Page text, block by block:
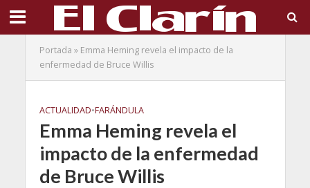
Portada » Emma Heming revela el impacto de la
enfermedad de Bruce Willis
ACTUALIDAD•FARÁNDULA
Emma Heming revela el
impacto de la enfermedad
de Bruce Willis